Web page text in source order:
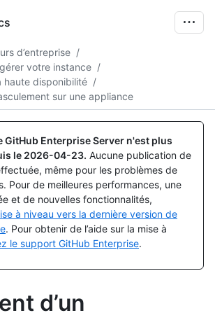
d’entreprise /
votre instance /
haute disponibilité /
sur une appliance
GitHub Enterprise Server n'est plus
le 2026-04-23. Aucune publication de
même pour les problèmes de
Pour de meilleures performances, une
et de nouvelles fonctionnalités,
à niveau vers la dernière version de
. Pour obtenir de l’aide sur la mise à
le support GitHub Enterprise.
d’un